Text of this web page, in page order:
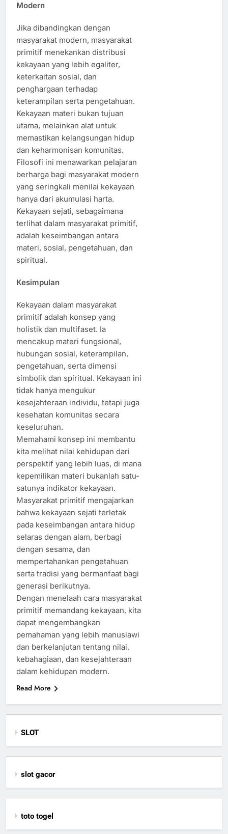
Modern
Jika dibandingkan dengan
masyarakat modern, masyarakat
primitif menekankan distribusi
kekayaan yang lebih egaliter,
keterkaitan sosial, dan
penghargaan terhadap
keterampilan serta pengetahuan.
Kekayaan materi bukan tujuan
utama, melainkan alat untuk
memastikan kelangsungan hidup
dan keharmonisan komunitas.
Filosofi ini menawarkan pelajaran
berharga bagi masyarakat modern
yang seringkali menilai kekayaan
hanya dari akumulasi harta.
Kekayaan sejati, sebagaimana
terlihat dalam masyarakat primitif,
adalah keseimbangan antara
materi, sosial, pengetahuan, dan
spiritual.
Kesimpulan
Kekayaan dalam masyarakat
primitif adalah konsep yang
holistik dan multifaset. Ia
mencakup materi fungsional,
hubungan sosial, keterampilan,
pengetahuan, serta dimensi
simbolik dan spiritual. Kekayaan ini
tidak hanya mengukur
kesejahteraan individu, tetapi juga
kesehatan komunitas secara
keseluruhan.
Memahami konsep ini membantu
kita melihat nilai kehidupan dari
perspektif yang lebih luas, di mana
kepemilikan materi bukanlah satu-
satunya indikator kekayaan.
Masyarakat primitif mengajarkan
bahwa kekayaan sejati terletak
pada keseimbangan antara hidup
selaras dengan alam, berbagi
dengan sesama, dan
mempertahankan pengetahuan
serta tradisi yang bermanfaat bagi
generasi berikutnya.
Dengan menelaah cara masyarakat
primitif memandang kekayaan, kita
dapat mengembangkan
pemahaman yang lebih manusiawi
dan berkelanjutan tentang nilai,
kebahagiaan, dan kesejahteraan
dalam kehidupan modern.
Read More
SLOT
slot gacor
toto togel